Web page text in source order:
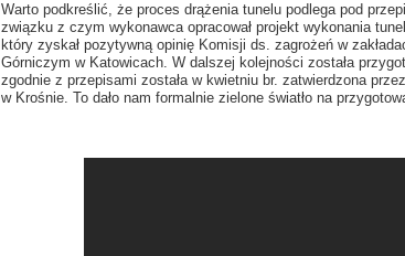
Warto podkreślić, że proces drążenia tunelu podlega pod
związku z czym wykonawca opracował projekt wykonania
który zyskał pozytywną opinię Komisji ds. zagrożeń w
Górniczym w Katowicach. W dalszej kolejności została
zgodnie z przepisami została w kwietniu br. zatwierdzona
w Krośnie. To dało nam formalnie zielone światło na